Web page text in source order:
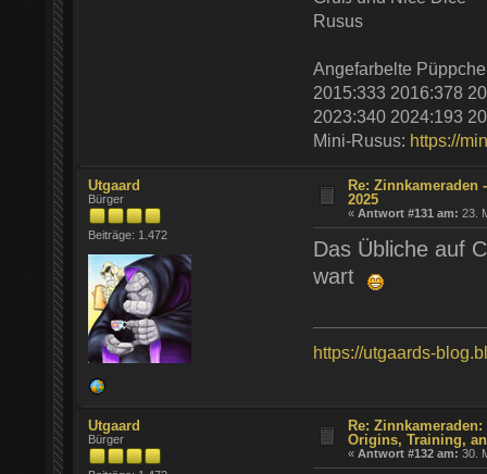
Rusus
Angefarbelte
2015:333 2016:378
2023:340 2024:193
Mini-Rusus: https://
Utgaard
Bürger
Beiträge: 1.472
Re: Zinnkameraden
2025
«Antwort #131 am: 23.
Das Übliche auf
wart
https://utgaards-
Utgaard
Bürger
Re:
Origins, Training,
«Antwort #132 am: 30.